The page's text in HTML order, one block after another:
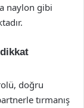
naylon gibi
doğru
tırmanış